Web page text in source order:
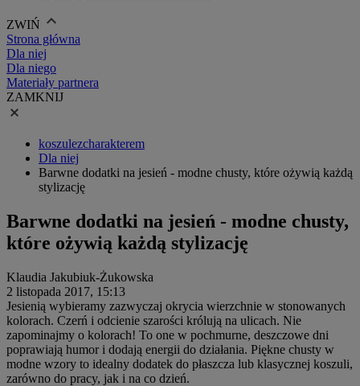
ZWIŃ
Strona główna
Dla niej
Dla niego
Materiały partnera
ZAMKNIJ
koszulezcharakterem
Dla niej
Barwne dodatki na jesień - modne chusty, które ożywią każdą
stylizację
Barwne dodatki na jesień - modne chusty,
które ożywią każdą stylizację
Klaudia Jakubiuk-Żukowska
2 listopada 2017, 15:13
Jesienią wybieramy zazwyczaj okrycia wierzchnie w stonowanych
kolorach. Czerń i odcienie szarości królują na ulicach. Nie
zapominajmy o kolorach! To one w pochmurne, deszczowe dni
poprawiają humor i dodają energii do działania. Piękne chusty w
modne wzory to idealny dodatek do płaszcza lub klasycznej koszuli,
zarówno do pracy, jak i na co dzień.